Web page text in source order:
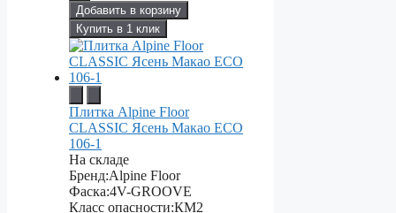
Добавить в корзину
Купить в 1 клик
Плитка Alpine Floor
CLASSIC Ясень Макао ЕСО
106-1
На складе
Бренд:Alpine Floor
Фаска:4V-GROOVE
Класс опасности:КМ2